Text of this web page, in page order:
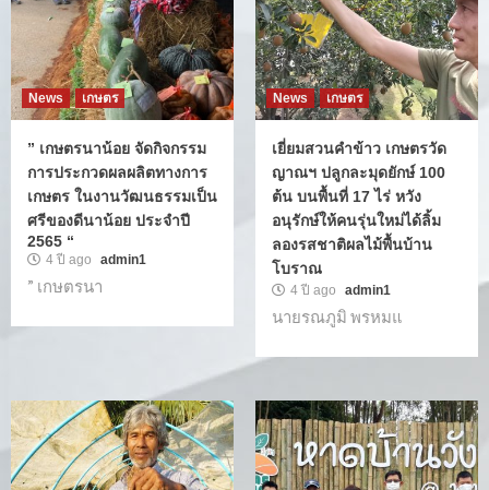
News เกษตร
” เกษตรนาน้อย จัดกิจกรรม
การประกวดผลผลิตทางการ
เกษตร ในงานวัฒนธรรมเป็น
ศรีของดีนาน้อย ประจำปี
2565 “
4 ปี ago admin1
” เกษตรนา
News เกษตร
เยี่ยมสวนคำข้าว เกษตรวัด
ญาณฯ ปลูกละมุดยักษ์ 100
ต้น บนพื้นที่ 17 ไร่ หวัง
อนุรักษ์ให้คนรุ่นใหม่ได้ลิ้ม
ลองรสชาติผลไม้พื้นบ้าน
โบราณ
4 ปี ago admin1
นายรณภูมิ พรหมแ